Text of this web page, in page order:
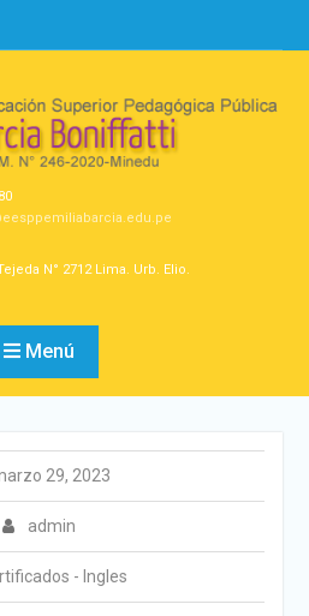
de
N° 2712 Lima. Urb. Elio.
Menú
29, 2023
admin
- Ingles